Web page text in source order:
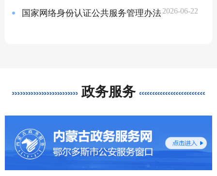
国家网络身份认证公共服务管理办法2026-06-22
政务服务